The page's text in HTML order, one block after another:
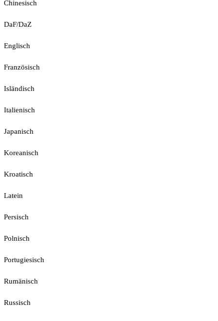
Chinesisch
DaF/DaZ
Englisch
Französisch
Isländisch
Italienisch
Japanisch
Koreanisch
Kroatisch
Latein
Persisch
Polnisch
Portugiesisch
Rumänisch
Russisch